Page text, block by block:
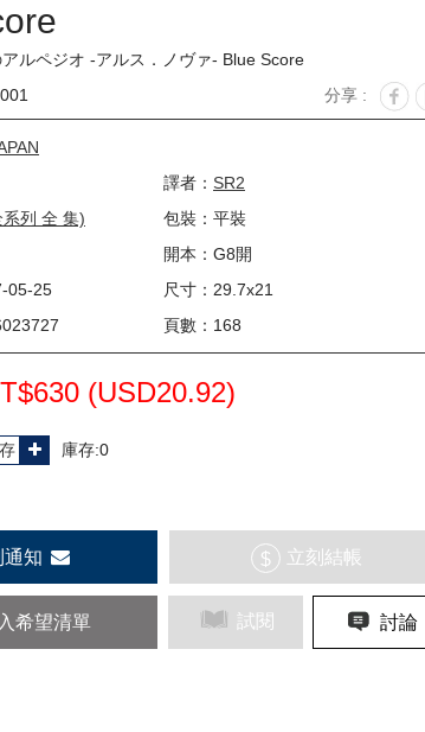
ルペジオ ‐アルス．ノヴァ‐ Blue Score
分享 :
譯者： SR2
列 全 集)
包裝：平裝
開本：G8開
05-25
尺寸：29.7x21
頁數：168
(USD20.92)
庫存:0
通知 $ 立刻結帳
希望清單 試閱 討論